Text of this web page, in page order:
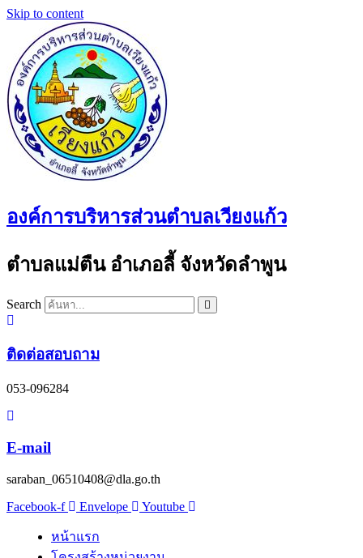
Skip to content
องค์การบริหารส่วนตำบลเวียงแก้ว
ตำบลแม่ตืน อำเภอลี้ จังหวัดลำพูน
Search
ติดต่อสอบถาม
053-096284
E-mail
saraban_06510408@dla.go.th
Facebook-f
Envelope Youtube
หน้าแรก